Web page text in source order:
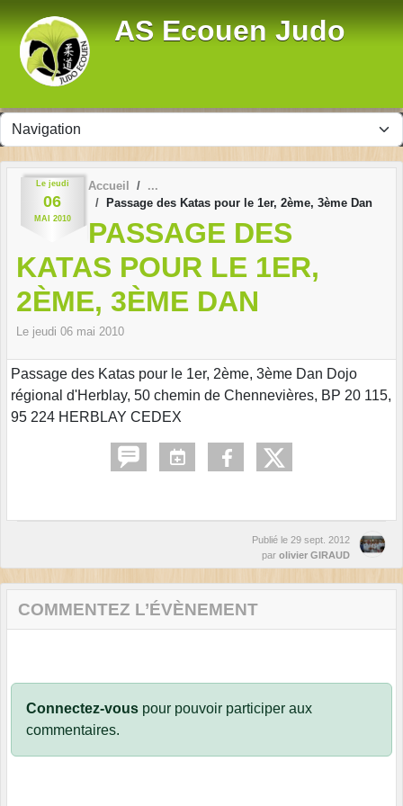
AS Ecouen Judo
Le jeudi
06
MAI 2010
Accueil
Passage des Katas pour le 1er, 2ème, 3ème Dan
PASSAGE DES
KATAS POUR LE 1ER,
2ÈME, 3ÈME DAN
Le jeudi 06 mai 2010
Passage des Katas pour le 1er, 2ème, 3ème Dan Dojo
régional d'Herblay, 50 chemin de Chennevières, BP 20 115,
95 224 HERBLAY CEDEX
Publié le 29 sept. 2012
par olivier GIRAUD
COMMENTEZ L’ÉVÈNEMENT
Connectez-vous pour pouvoir participer aux
commentaires.